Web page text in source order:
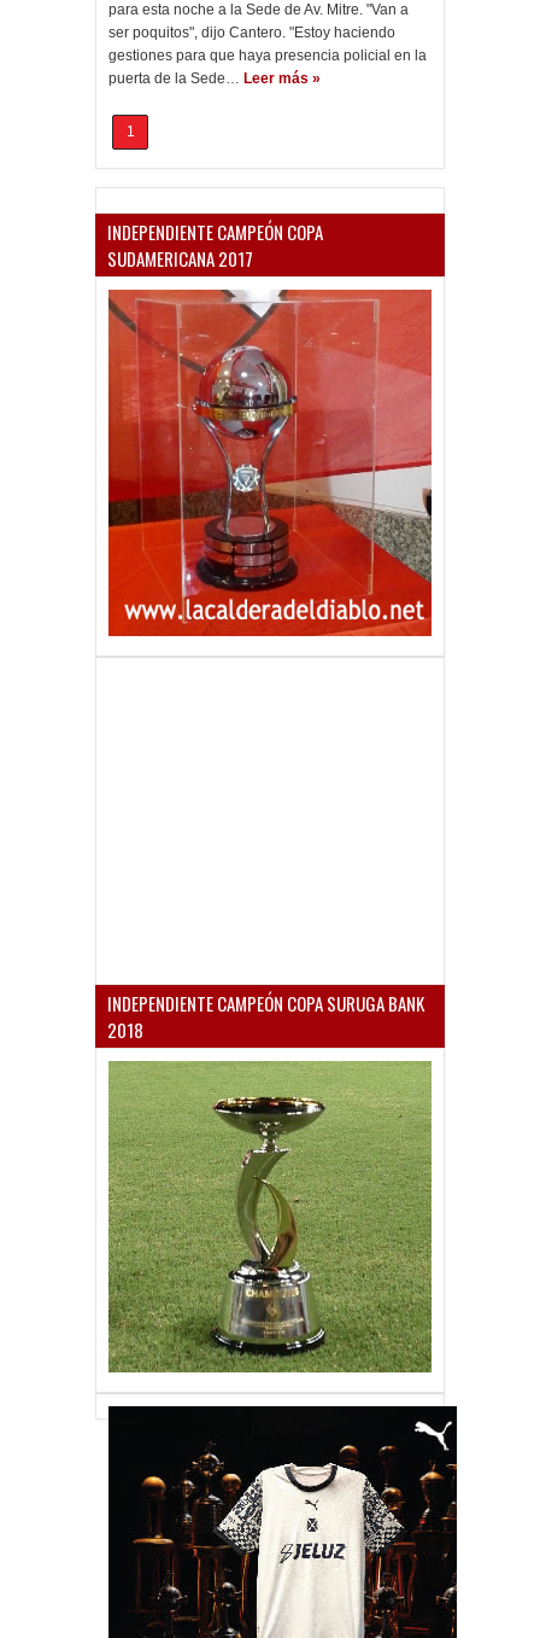
para esta noche a la Sede de Av. Mitre. "Van a
ser poquitos", dijo Cantero. "Estoy haciendo
gestiones para que haya presencia policial en la
puerta de la Sede… Leer más »
1
INDEPENDIENTE CAMPEÓN COPA
SUDAMERICANA 2017
INDEPENDIENTE CAMPEÓN COPA SURUGA BANK
2018